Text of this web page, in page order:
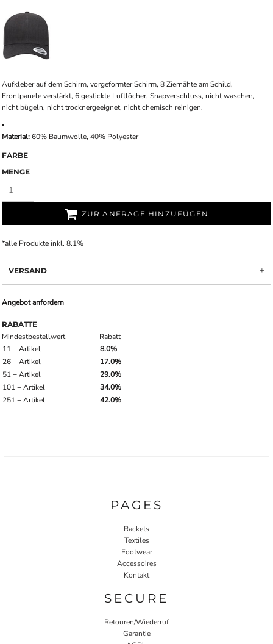
Aufkleber auf dem Schirm, vorgeformter Schirm, 8 Ziernähte am Schild,
Frontpanele verstärkt, 6 gestickte Luftlöcher, Snapverschluss, nicht waschen,
nicht bügeln, nicht trocknergeeignet, nicht chemisch reinigen.
Material:60% Baumwolle, 40% Polyester
FARBE
MENGE
ZUR ANFRAGE HINZUFÜGEN
*alle Produkte inkl. 8.1%
VERSAND
Angebot anfordern
RABATTE
Mindestbestellwert
Rabatt
11 + Artikel
8.0%
26 + Artikel
17.0%
51 + Artikel
29.0%
101 + Artikel
34.0%
251 + Artikel
42.0%
PAGES
Rackets
Textiles
Footwear
Accessoires
Kontakt
SECURE
Retouren/Wiederruf
Garantie